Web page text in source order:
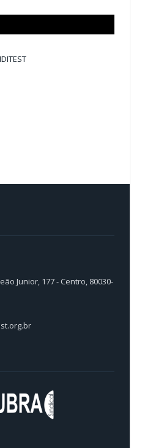
Junior, 177 - Centro, 80030-